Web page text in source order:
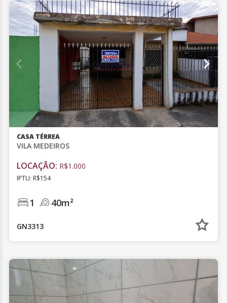
CASA TÉRREA
VILA MEDEIROS
LOCAÇÃO: R$1.000
IPTU: R$154
1 40m²
GN3313